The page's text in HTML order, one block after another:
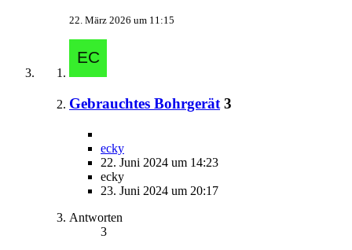
22. März 2026 um 11:15
Gebrauchtes Bohrgerät 3
ecky
22. Juni 2024 um 14:23
ecky
23. Juni 2024 um 20:17
Antworten
3